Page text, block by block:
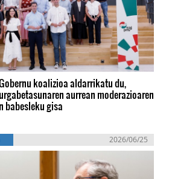
koalizioa aldarrikatu du,
aurrean moderazioaren
babesleku gisa
2026/06/25